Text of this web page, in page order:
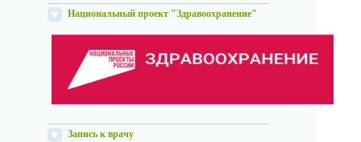
Национальный проект "Здравоохранение"
Запись к врачу